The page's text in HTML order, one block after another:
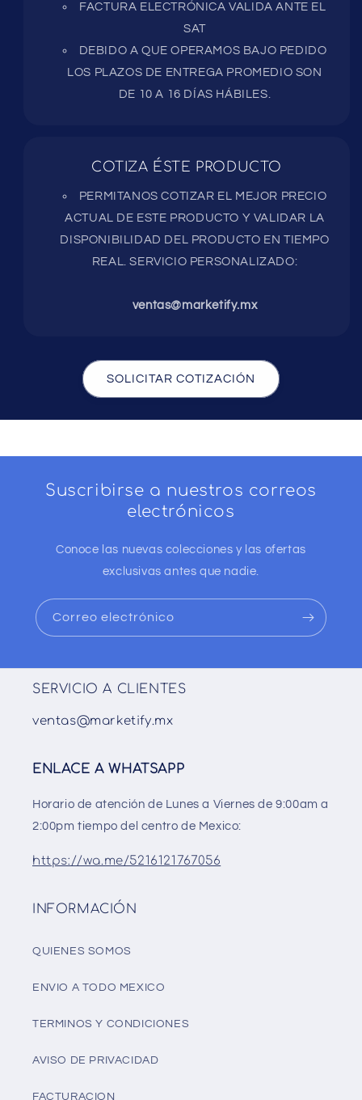
FACTURA ELECTRÓNICA VALIDA ANTE EL
SAT
DEBIDO A QUE OPERAMOS BAJO PEDIDO
LOS PLAZOS DE ENTREGA PROMEDIO SON
DE 10 A 16 DÍAS HÁBILES.
COTIZA ÉSTE PRODUCTO
PERMITANOS COTIZAR EL MEJOR PRECIO
ACTUAL DE ESTE PRODUCTO Y VALIDAR LA
DISPONIBILIDAD DEL PRODUCTO EN TIEMPO
REAL. SERVICIO PERSONALIZADO:
ventas@marketify.mx
SOLICITAR COTIZACIÓN
Suscribirse a nuestros correos
electrónicos
Conoce las nuevas colecciones y las ofertas
exclusivas antes que nadie.
Correo electrónico
SERVICIO A CLIENTES
ventas@marketify.mx
ENLACE A WHATSAPP
Horario de atención de Lunes a Viernes de 9:00am a
2:00pm tiempo del centro de Mexico:
https://wa.me/5216121767056
INFORMACIÓN
QUIENES SOMOS
ENVIO A TODO MEXICO
TERMINOS Y CONDICIONES
AVISO DE PRIVACIDAD
FACTURACION